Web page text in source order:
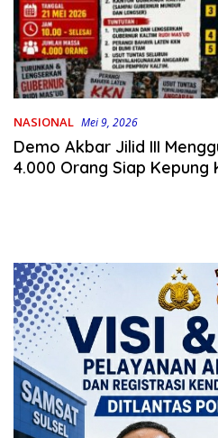
NASIONAL Mei 9, 2026
Demo Akbar Jilid III
4.000 Orang Siap Kepung